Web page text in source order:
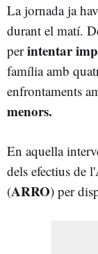
La jornada ja
durant el matí.
perintentar
família amb
enfrontaments
menors.
En aquella
dels efectius de
(ARRO) per